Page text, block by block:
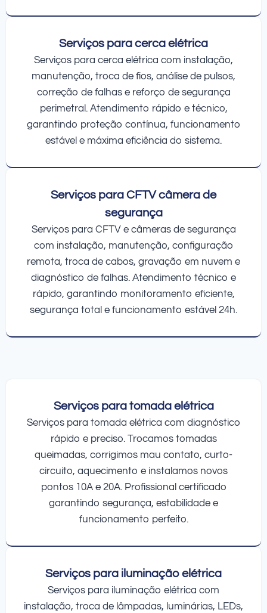
Serviços para cerca elétrica
Serviços para cerca elétrica com instalação,
manutenção, troca de fios, análise de pulsos,
correção de falhas e reforço de segurança
perimetral. Atendimento rápido e técnico,
garantindo proteção contínua, funcionamento
estável e máxima eficiência do sistema.
Serviços para CFTV câmera de
segurança
Serviços para CFTV e câmeras de segurança
com instalação, manutenção, configuração
remota, troca de cabos, gravação em nuvem e
diagnóstico de falhas. Atendimento técnico e
rápido, garantindo monitoramento eficiente,
segurança total e funcionamento estável 24h.
Serviços para tomada elétrica
Serviços para tomada elétrica com diagnóstico
rápido e preciso. Trocamos tomadas
queimadas, corrigimos mau contato, curto-
circuito, aquecimento e instalamos novos
pontos 10A e 20A. Profissional certificado
garantindo segurança, estabilidade e
funcionamento perfeito.
Serviços para iluminação elétrica
Serviços para iluminação elétrica com
instalação, troca de lâmpadas, luminárias, LEDs,